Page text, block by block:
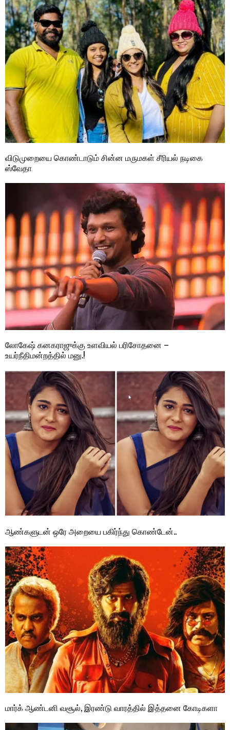
விடுமுறையை கொண்டாடும் சின்ன மருமகள் சீரியல் நடிகை
ஸ்வேதா
லோகேஷ் கனகராஜுக்கு உளவியல் பரிசோதனை –
உயர்நீதிமன்றத்தில் மனு.!
ஆண்களுடன் ஒரே அறையை பகிர்ந்து கொண்டேன்..
மார்க் ஆண்டனி வசூல், இரண்டு வாரத்தில் இத்தனை கோடிகளா